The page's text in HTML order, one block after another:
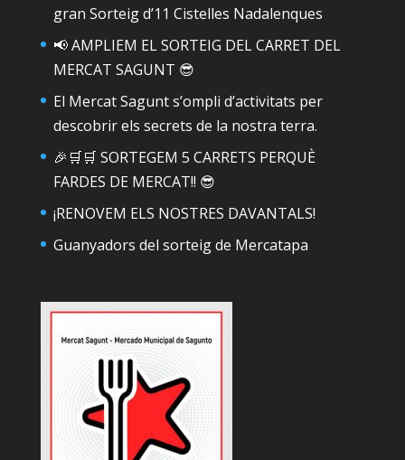
gran Sorteig d’11 Cistelles Nadalenques
📢 AMPLIEM EL SORTEIG DEL CARRET DEL
MERCAT SAGUNT 😎
El Mercat Sagunt s’ompli d’activitats per
descobrir els secrets de la nostra terra.
🎉🛒🛒 SORTEGEM 5 CARRETS PERQUÈ
FARDES DE MERCAT!! 😎
¡RENOVEM ELS NOSTRES DAVANTALS!
Guanyadors del sorteig de Mercatapa